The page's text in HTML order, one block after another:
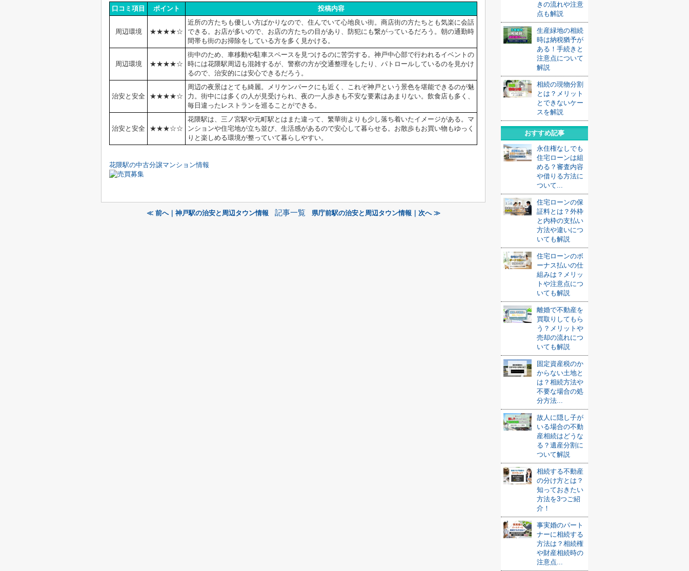
口コミ項目 ポイント 投稿内容
周辺環境 ★★★★☆
近所の方たちも優しい方ばかりなので、住んでいて心地良い街。商店街の方たちとも気楽に会話
できる。お店が多いので、お店の方たちの目があり、防犯にも繋がっているだろう。朝の通勤時
間帯も街のお掃除をしている方を多く見かける。
周辺環境 ★★★★☆
街中のため、車移動や駐車スペースを見つけるのに苦労する。神戸中心部で行われるイベントの
時には花隈駅周辺も混雑するが、警察の方が交通整理をしたり、パトロールしているのを見かけ
るので、治安的には安心できるだろう。
治安と安全 ★★★★☆
周辺の夜景はとても綺麗。メリケンパークにも近く、これぞ神戸という景色を堪能できるのが魅
力。街中には多くの人が見受けられ、夜の一人歩きも不安な要素はあまりない。飲食店も多く、
毎日違ったレストランを巡ることができる。
治安と安全 ★★★☆☆
花隈駅は、三ノ宮駅や元町駅とはまた違って、繁華街よりも少し落ち着いたイメージがある。マ
ンションや住宅地が立ち並び、生活感があるので安心して暮らせる。お散歩もお買い物もゆっく
りと楽しめる環境が整っていて暮らしやすい。
花隈駅の中古分譲マンション情報
≪ 前へ｜神戸駅の治安と周辺タウン情報 記事一覧 県庁前駅の治安と周辺タウン情報｜次へ ≫
きの流れや注意
点も解説
生産緑地の相続
時は納税猶予が
ある！手続きと
注意点について
解説
相続の現物分割
とは？メリット
とできないケー
スを解説
おすすめ記事
永住権なしでも
住宅ローンは組
める？審査内容
や借りる方法に
ついて...
住宅ローンの保
証料とは？外枠
と内枠の支払い
方法や違いにつ
いても解説
住宅ローンのボ
ーナス払いの仕
組みは？メリッ
トや注意点につ
いても解説
離婚で不動産を
買取りしてもら
う？メリットや
売却の流れにつ
いても解説
固定資産税のか
からない土地と
は？相続方法や
不要な場合の処
分方法...
故人に隠し子が
いる場合の不動
産相続はどうな
る？遺産分割に
ついて解説
相続する不動産
の分け方とは？
知っておきたい
方法を3つご紹
介！
事実婚のパート
ナーに相続する
方法は？相続権
や財産相続時の
注意点...